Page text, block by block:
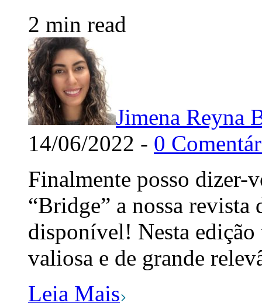
2 min read
Jimena Reyna
14/06/2022 - 0
Finalmente posso dizer-
“Bridge” a nossa revista
disponível! Nesta
valiosa e de grande
Leia Mais